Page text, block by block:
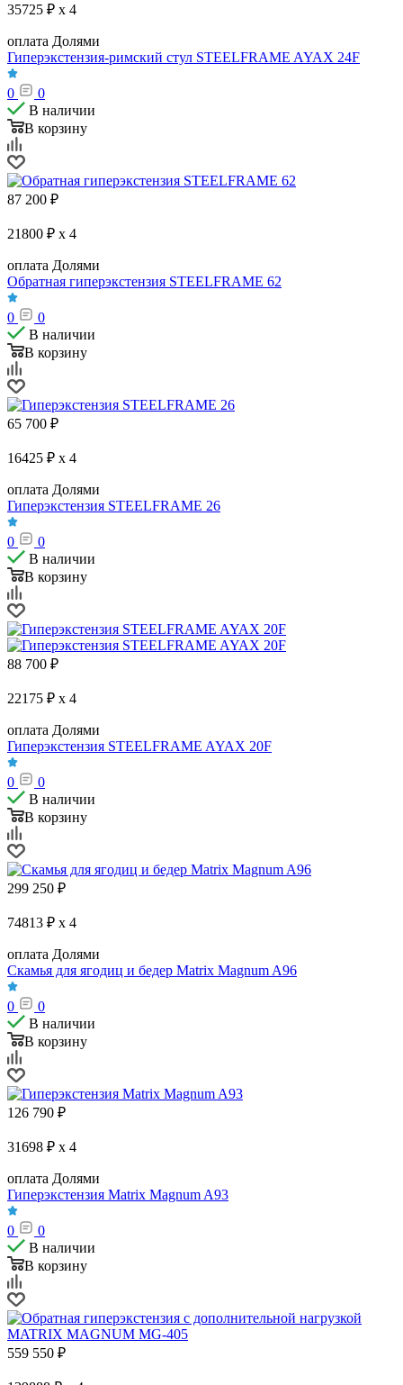
35725 ₽ x 4
оплата Долями
Гиперэкстензия-римский стул STEELFRAME AYAX 24F
0
0
В наличии
В корзину
87 200 ₽
21800 ₽ x 4
оплата Долями
Обратная гиперэкстензия STEELFRAME 62
0
0
В наличии
В корзину
65 700 ₽
16425 ₽ x 4
оплата Долями
Гиперэкстензия STEELFRAME 26
0
0
В наличии
В корзину
88 700 ₽
22175 ₽ x 4
оплата Долями
Гиперэкстензия STEELFRAME AYAX 20F
0
0
В наличии
В корзину
299 250 ₽
74813 ₽ x 4
оплата Долями
Скамья для ягодиц и бедер Matrix Magnum A96
0
0
В наличии
В корзину
126 790 ₽
31698 ₽ x 4
оплата Долями
Гиперэкстензия Matrix Magnum A93
0
0
В наличии
В корзину
559 550 ₽